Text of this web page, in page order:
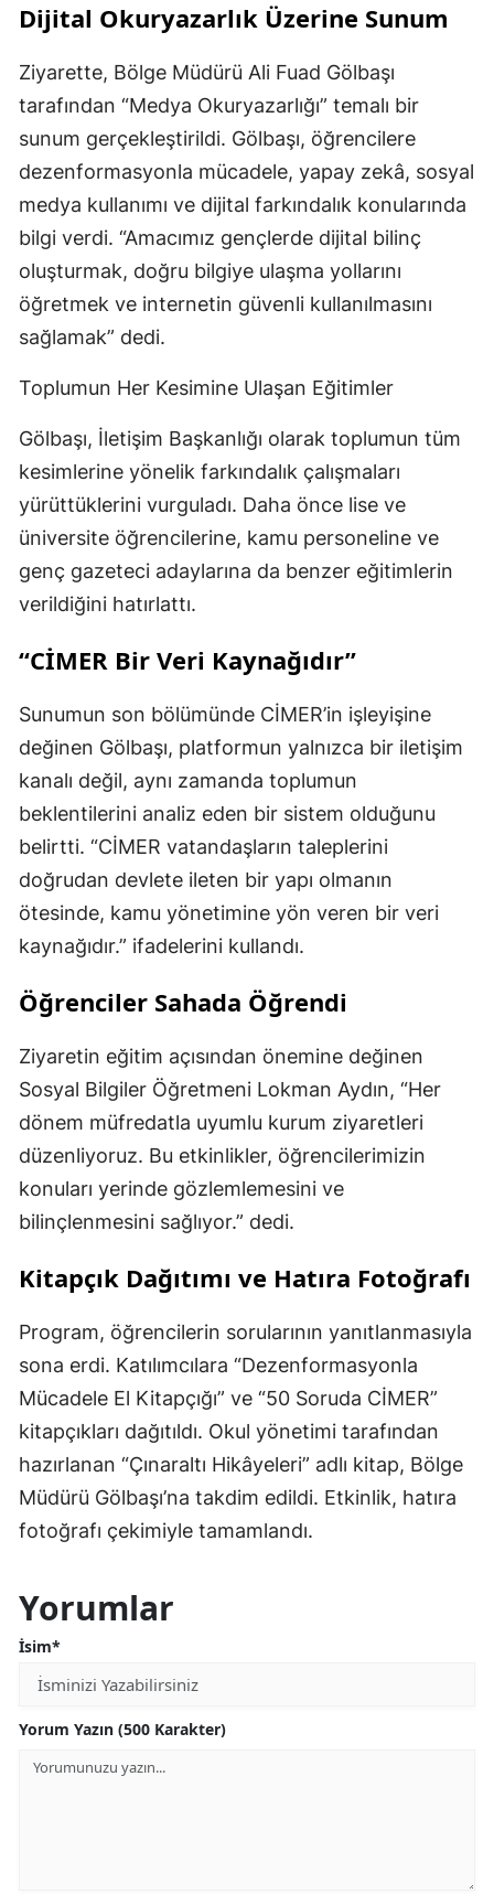
Dijital Okuryazarlık Üzerine Sunum
Ziyarette, Bölge Müdürü Ali Fuad Gölbaşı
tarafından “Medya Okuryazarlığı” temalı bir
sunum gerçekleştirildi. Gölbaşı, öğrencilere
dezenformasyonla mücadele, yapay zekâ, sosyal
medya kullanımı ve dijital farkındalık konularında
bilgi verdi. “Amacımız gençlerde dijital bilinç
oluşturmak, doğru bilgiye ulaşma yollarını
öğretmek ve internetin güvenli kullanılmasını
sağlamak” dedi.
Toplumun Her Kesimine Ulaşan Eğitimler
Gölbaşı, İletişim Başkanlığı olarak toplumun tüm
kesimlerine yönelik farkındalık çalışmaları
yürüttüklerini vurguladı. Daha önce lise ve
üniversite öğrencilerine, kamu personeline ve
genç gazeteci adaylarına da benzer eğitimlerin
verildiğini hatırlattı.
“CİMER Bir Veri Kaynağıdır”
Sunumun son bölümünde CİMER’in işleyişine
değinen Gölbaşı, platformun yalnızca bir iletişim
kanalı değil, aynı zamanda toplumun
beklentilerini analiz eden bir sistem olduğunu
belirtti. “CİMER vatandaşların taleplerini
doğrudan devlete ileten bir yapı olmanın
ötesinde, kamu yönetimine yön veren bir veri
kaynağıdır.” ifadelerini kullandı.
Öğrenciler Sahada Öğrendi
Ziyaretin eğitim açısından önemine değinen
Sosyal Bilgiler Öğretmeni Lokman Aydın, “Her
dönem müfredatla uyumlu kurum ziyaretleri
düzenliyoruz. Bu etkinlikler, öğrencilerimizin
konuları yerinde gözlemlemesini ve
bilinçlenmesini sağlıyor.” dedi.
Kitapçık Dağıtımı ve Hatıra Fotoğrafı
Program, öğrencilerin sorularının yanıtlanmasıyla
sona erdi. Katılımcılara “Dezenformasyonla
Mücadele El Kitapçığı” ve “50 Soruda CİMER”
kitapçıkları dağıtıldı. Okul yönetimi tarafından
hazırlanan “Çınaraltı Hikâyeleri” adlı kitap, Bölge
Müdürü Gölbaşı’na takdim edildi. Etkinlik, hatıra
fotoğrafı çekimiyle tamamlandı.
Yorumlar
İsim*
Yorum Yazın (500 Karakter)